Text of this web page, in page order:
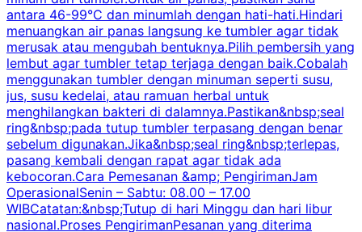
antara 46-99°C dan minumlah dengan hati-hati.Hindari
menuangkan air panas langsung ke tumbler agar tidak
merusak atau mengubah bentuknya.Pilih pembersih yang
lembut agar tumbler tetap terjaga dengan baik.Cobalah
menggunakan tumbler dengan minuman seperti susu,
jus, susu kedelai, atau ramuan herbal untuk
menghilangkan bakteri di dalamnya.Pastikan&nbsp;seal
ring&nbsp;pada tutup tumbler terpasang dengan benar
sebelum digunakan.Jika&nbsp;seal ring&nbsp;terlepas,
pasang kembali dengan rapat agar tidak ada
kebocoran.Cara Pemesanan &amp; PengirimanJam
OperasionalSenin – Sabtu: 08.00 – 17.00
WIBCatatan:&nbsp;Tutup di hari Minggu dan hari libur
nasional.Proses PengirimanPesanan yang diterima